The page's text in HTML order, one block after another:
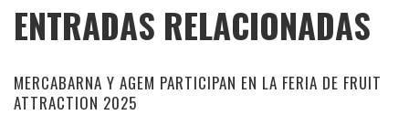
ENTRADAS RELACIONADAS
MERCABARNA Y AGEM PARTICIPAN EN LA FERIA DE FRUIT
ATTRACTION 2025